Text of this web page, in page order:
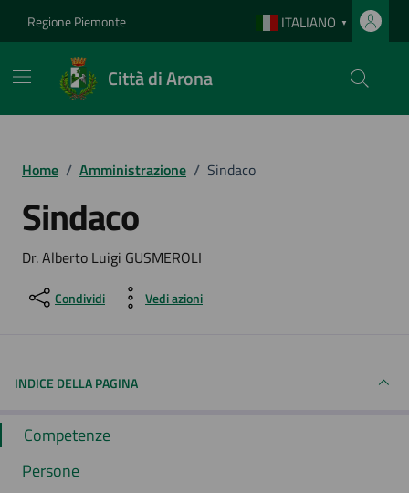
Regione Piemonte ITALIANO ▼
Città di Arona
Home / Amministrazione / Sindaco
Sindaco
Dr. Alberto Luigi GUSMEROLI
Condividi Vedi azioni
INDICE DELLA PAGINA
Competenze
Persone